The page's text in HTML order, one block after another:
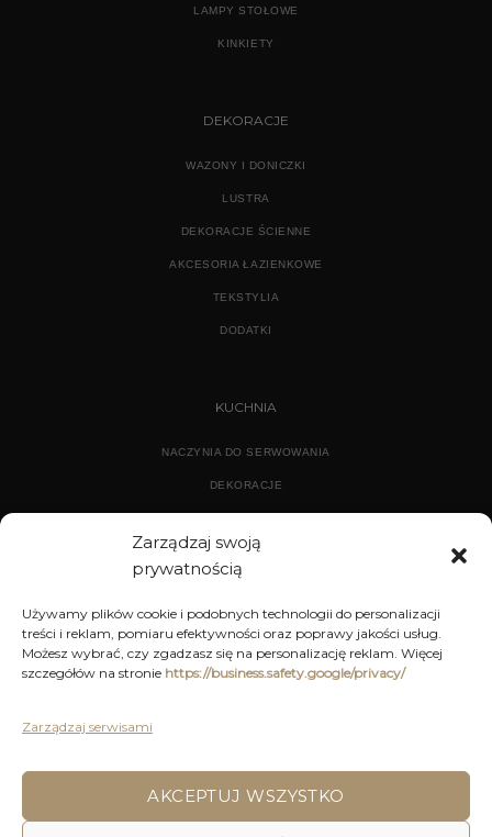
Zarządzaj swoją
prywatnością
Używamy plików cookie i podobnych technologii do personalizacji
treści i reklam, pomiaru efektywności oraz poprawy jakości usług.
Możesz wybrać, czy zgadzasz się na personalizację reklam. Więcej
szczegółów na stronie https://business.safety.google/privacy/
Zarządzaj serwisami
AKCEPTUJ WSZYSTKO
LAMPY STOŁOWE
KINKIETY
DEKORACJE
WAZONY I DONICZKI
LUSTRA
DEKORACJE ŚCIENNE
AKCESORIA ŁAZIENKOWE
TEKSTYLIA
DODATKI
KUCHNIA
NACZYNIA DO SERWOWANIA
DEKORACJE
DEKORACJE
KUCHNIA